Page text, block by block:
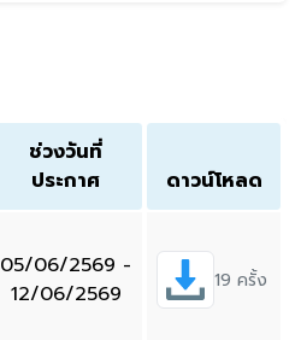
ช่วงวันที่
ประกาศ
ดาวน์โหลด
05/06/2569 -
12/06/2569
19 ครั้ง